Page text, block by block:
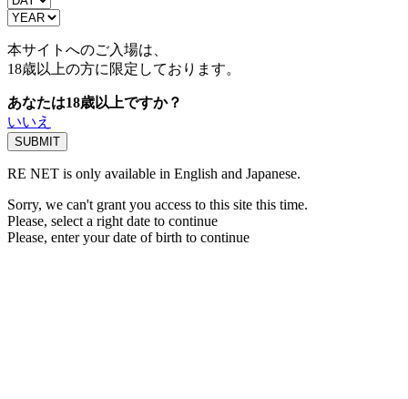
本サイトへのご入場は、
18歳以上の方に限定しております。
あなたは18歳以上ですか？
いいえ
RE NET is only available in English and Japanese.
Sorry, we can't grant you access to this site this time.
Please, select a right date to continue
Please, enter your date of birth to continue